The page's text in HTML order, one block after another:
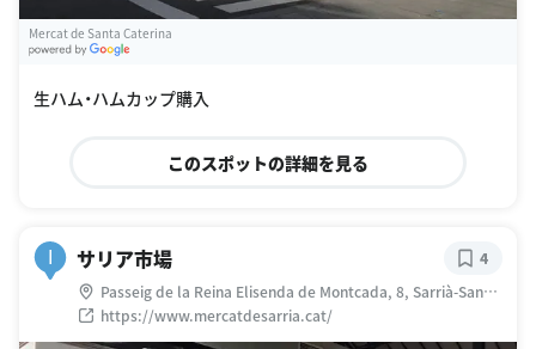
Mercat de Santa Caterina
生ハム・ハムカップ購入
このスポットの詳細を見る
サリア市場
Passeig de la Reina Elisenda de Montcada, 8, Sarrià-Sant
Gervasi, 08034 Barcelona, スペイン
https://www.mercatdesarria.cat/
4